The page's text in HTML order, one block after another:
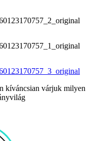
kíváncsian várjuk milyen